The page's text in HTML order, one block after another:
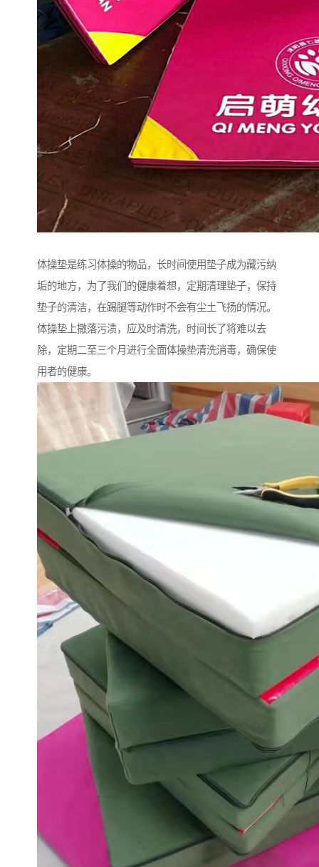
体操垫是练习体操的物品，长时间使用垫子成为藏污纳
垢的地方，为了我们的健康着想，定期清理垫子，保持
垫子的清洁，在踢腿等动作时不会有尘土飞扬的情况。
体操垫上撒落污渍，应及时清洗，时间长了将难以去
除，定期二至三个月进行全面体操垫清洗消毒，确保使
用者的健康。